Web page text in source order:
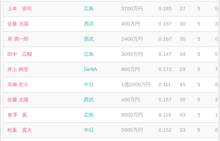
上本 崇司 広島 3700万円 0.185 27 5 0
佐藤 太陽 西武 400万円 0.167 30 5 3
岸 潤一郎 西武 2400万円 0.167 30 5 0
田中 広輔 広島 3000万円 0.147 34 5 0
井上 絢登 DeNA 900万円 0.172 29 5 7
高橋 宏斗 中日 1億2000万円 0.111 45 5 0
佐藤 太陽 西武 400万円 0.167 30 5 3
會澤 翼 広島 8000万円 0.116 43 5 1
松葉 貴大 中日 5000万円 0.152 33 5 0